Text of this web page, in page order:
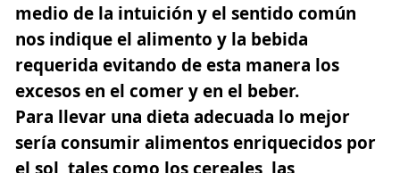
medio de la intuición y el sentido común
nos indique el alimento y la bebida
requerida evitando de esta manera los
excesos en el comer y en el beber.
Para llevar una dieta adecuada lo mejor
sería consumir alimentos enriquecidos por
el sol, tales como los cereales, las